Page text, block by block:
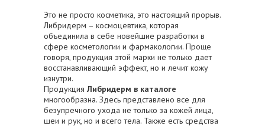
Это не просто косметика, это настоящий прорыв.
Либридерм – космоцевтика, которая
объединила в себе новейшие разработки в
сфере косметологии и фармакологии. Проще
говоря, продукция этой марки не только дает
восстанавливающий эффект, но и лечит кожу
изнутри.
ПродукцияЛибридерм в каталоге
многообразна. Здесь представлено все для
безупречного ухода не только за кожей лица,
шеи и рук, но и всего тела. Также есть средства